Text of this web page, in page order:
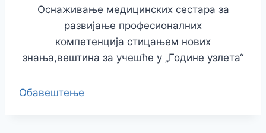
Оснаживање медицинских сестара за
развијање професионалних
компетенција стицањем нових
знања,вештина за учешће у „Године узлета“
Обавештење